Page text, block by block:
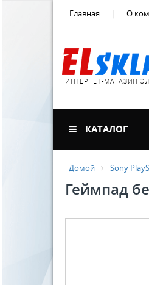
Главная О
ИНТЕРНЕТ-МАГАЗИН
КАТАЛОГ
Домой Sony
Геймпад